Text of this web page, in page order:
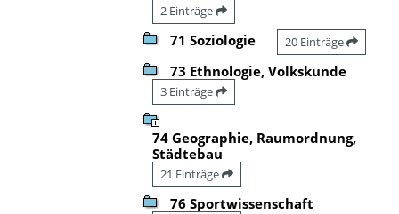
2 Einträge
71 Soziologie 20 Einträge
73 Ethnologie, Volkskunde
3 Einträge
74 Geographie, Raumordnung,
Städtebau
21 Einträge
76 Sportwissenschaft